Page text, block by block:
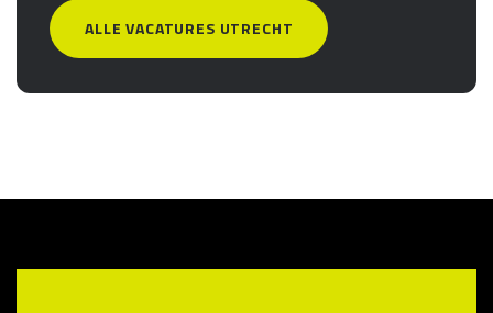
ALLE VACATURES UTRECHT